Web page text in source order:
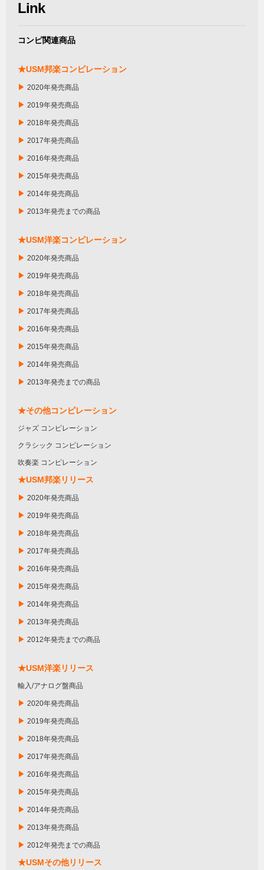
Link
コンピ関連商品
★USM邦楽コンピレーション
▶ 2020年発売商品
▶ 2019年発売商品
▶ 2018年発売商品
▶ 2017年発売商品
▶ 2016年発売商品
▶ 2015年発売商品
▶ 2014年発売商品
▶ 2013年発売までの商品
★USM洋楽コンピレーション
▶ 2020年発売商品
▶ 2019年発売商品
▶ 2018年発売商品
▶ 2017年発売商品
▶ 2016年発売商品
▶ 2015年発売商品
▶ 2014年発売商品
▶ 2013年発売までの商品
★その他コンピレーション
ジャズ コンピレーション
クラシック コンピレーション
吹奏楽 コンピレーション
★USM邦楽リリース
▶ 2020年発売商品
▶ 2019年発売商品
▶ 2018年発売商品
▶ 2017年発売商品
▶ 2016年発売商品
▶ 2015年発売商品
▶ 2014年発売商品
▶ 2013年発売商品
▶ 2012年発売までの商品
★USM洋楽リリース
輸入/アナログ盤商品
▶ 2020年発売商品
▶ 2019年発売商品
▶ 2018年発売商品
▶ 2017年発売商品
▶ 2016年発売商品
▶ 2015年発売商品
▶ 2014年発売商品
▶ 2013年発売商品
▶ 2012年発売までの商品
★USMその他リリース